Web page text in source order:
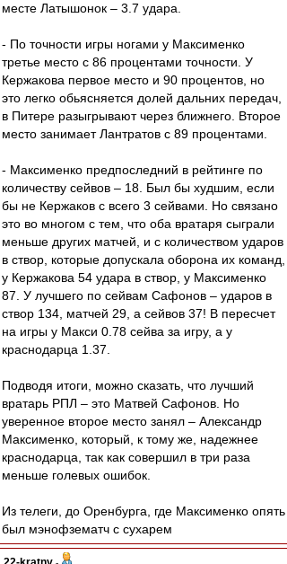
месте Латышонок – 3.7 удара.
- По точности игры ногами у Максименко
третье место с 86 процентами точности. У
Кержакова первое место и 90 процентов, но
это легко обьясняется долей дальних передач,
в Питере разыгрывают через ближнего. Второе
место занимает Лантратов с 89 процентами.
- Максименко предпоследний в рейтинге по
количеству сейвов – 18. Был бы худшим, если
бы не Кержаков с всего 3 сейвами. Но связано
это во многом с тем, что оба вратаря сыграли
меньше других матчей, и с количеством ударов
в створ, которые допускала оборона их команд,
у Кержакова 54 удара в створ, у Максименко
87. У лучшего по сейвам Сафонов – ударов в
створ 134, матчей 29, а сейвов 37! В пересчет
на игры у Макси 0.78 сейва за игру, а у
краснодарца 1.37.
Подводя итоги, можно сказать, что лучший
вратарь РПЛ – это Матвей Сафонов. Но
уверенное второе место занял – Александр
Максименко, который, к тому же, надежнее
краснодарца, так как совершил в три раза
меньше голевых ошибок.
Из телеги, до Оренбурга, где Максименко опять
был мэнофзематч с сухарем